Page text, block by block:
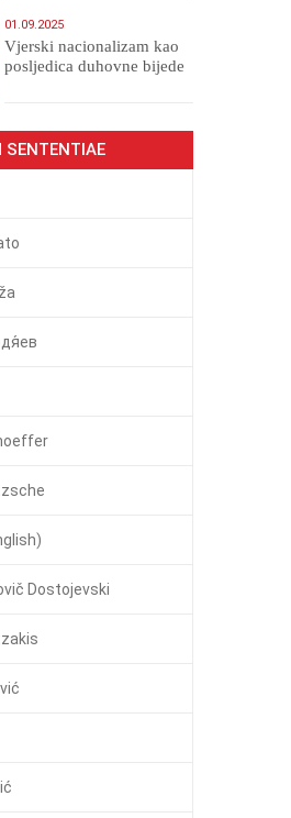
01.09.2025
​Vjerski nacionalizam kao
posljedica duhovne bijede
SENTENTIAE
Dostojevski